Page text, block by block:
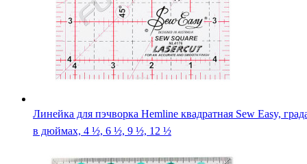
Линейка для пэчворка Hemline квадратная Sew Easy,
в дюймах, 4 ½, 6 ½, 9 ½, 12 ½